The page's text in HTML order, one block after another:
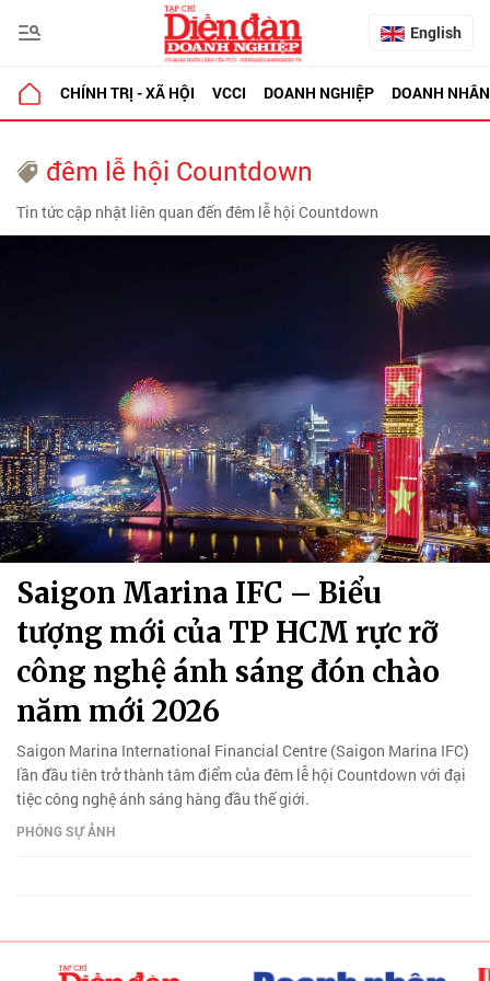
English
CHÍNH TRỊ - XÃ HỘI VCCI DOANH NGHIỆP DOANH NHÂN
đêm lễ hội Countdown
Tin tức cập nhật liên quan đến đêm lễ hội Countdown
Saigon Marina IFC – Biểu
tượng mới của TP HCM rực rỡ
công nghệ ánh sáng đón chào
năm mới 2026
Saigon Marina International Financial Centre (Saigon Marina IFC)
lần đầu tiên trở thành tâm điểm của đêm lễ hội Countdown với đại
tiệc công nghệ ánh sáng hàng đầu thế giới.
PHÓNG SỰ ẢNH